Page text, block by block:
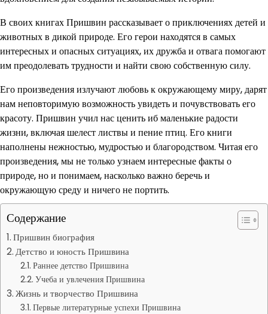
В своих книгах Пришвин рассказывает о приключениях детей и
животных в дикой природе. Его герои находятся в самых
интересных и опасных ситуациях, их дружба и отвага помогают
им преодолевать трудности и найти свою собственную силу.
Его произведения излучают любовь к окружающему миру, дарят
нам неповторимую возможность увидеть и почувствовать его
красоту. Пришвин учил нас ценить иб маленькие радости
жизни, включая шелест листвы и пение птиц. Его книги
наполнены нежностью, мудростью и благородством. Читая его
произведения, мы не только узнаем интересные факты о
природе, но и понимаем, насколько важно беречь и
окружающую среду и ничего не портить.
Содержание
Пришвин биография
Детство и юность Пришвина
Раннее детство Пришвина
Учеба и увлечения Пришвина
Жизнь и творчество Пришвина
Первые литературные успехи Пришвина